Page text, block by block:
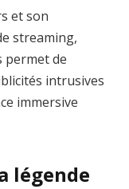
et son
streaming,
permet de
intrusives
immersive
légende